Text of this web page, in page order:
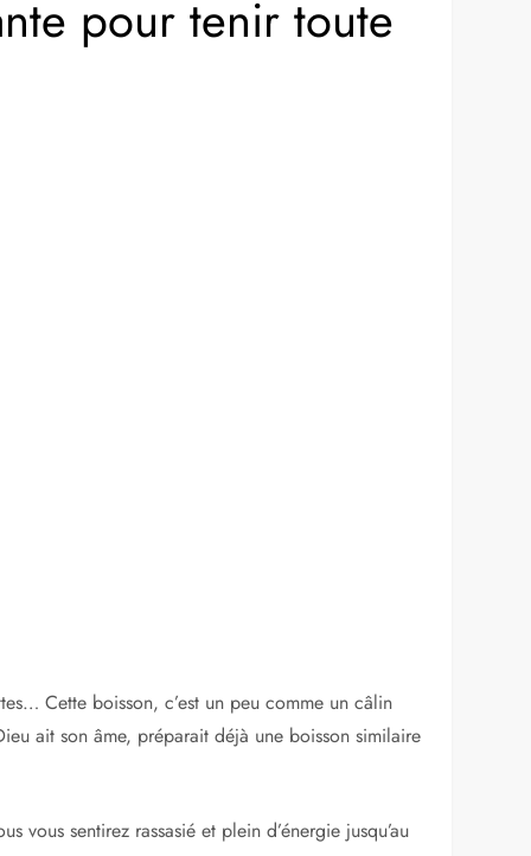
pour tenir toute
Cette boisson, c’est un peu comme un câlin
ait son âme, préparait déjà une boisson similaire
vous sentirez rassasié et plein d’énergie jusqu’au